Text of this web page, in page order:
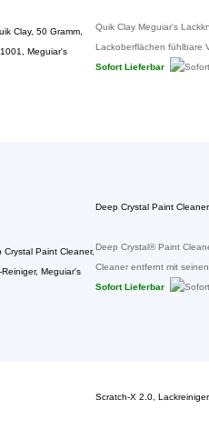
Quik Clay Meguiar's
Lackoberflächen fühlbare
Sofort Lieferbar
Deep Crystal Paint
Deep Crystal® Paint
Cleaner entfernt mit
Sofort Lieferbar
Scratch-X 2.0,